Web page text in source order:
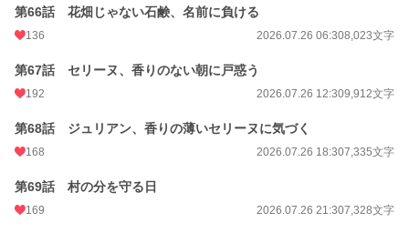
第66話 花畑じゃない石鹸、名前に負ける
136 2026.07.26 06:308,023文字
第67話 セリーヌ、香りのない朝に戸惑う
192 2026.07.26 12:309,912文字
第68話 ジュリアン、香りの薄いセリーヌに気づく
168 2026.07.26 18:307,335文字
第69話 村の分を守る日
169 2026.07.26 21:307,328文字